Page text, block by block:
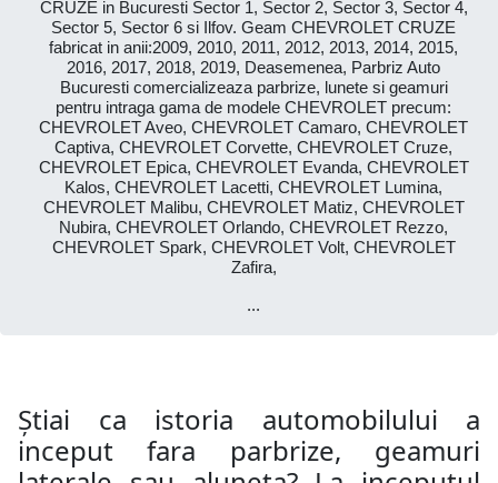
CRUZE in Bucuresti Sector 1, Sector 2, Sector 3, Sector 4,
Sector 5, Sector 6 si Ilfov. Geam CHEVROLET CRUZE
fabricat in anii:2009, 2010, 2011, 2012, 2013, 2014, 2015,
2016, 2017, 2018, 2019, Deasemenea, Parbriz Auto
Bucuresti comercializeaza parbrize, lunete si geamuri
pentru intraga gama de modele CHEVROLET precum:
CHEVROLET Aveo, CHEVROLET Camaro, CHEVROLET
Captiva, CHEVROLET Corvette, CHEVROLET Cruze,
CHEVROLET Epica, CHEVROLET Evanda, CHEVROLET
Kalos, CHEVROLET Lacetti, CHEVROLET Lumina,
CHEVROLET Malibu, CHEVROLET Matiz, CHEVROLET
Nubira, CHEVROLET Orlando, CHEVROLET Rezzo,
CHEVROLET Spark, CHEVROLET Volt, CHEVROLET
Zafira,
...
Știai ca istoria automobilului a
inceput fara parbrize, geamuri